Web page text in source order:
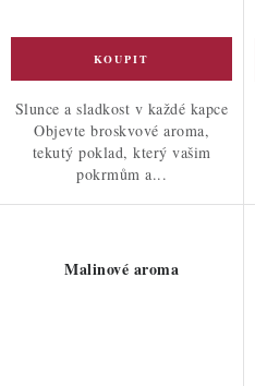
Slunce a sladkost v každé kapce
Objevte broskvové aroma,
tekutý poklad, který vašim
pokrmům a...
Malinové aroma